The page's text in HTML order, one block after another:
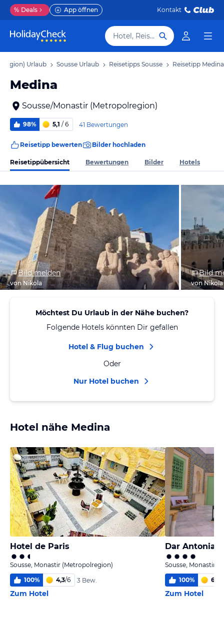
% Deals App öffnen Kontakt
Hotel, Reiseziel
Urlaub Sousse Urlaub Reisetipps Sousse Reisetipp Medina
Medina
Sousse/Monastir (Metropolregion)
98% 5,1 / 6 41 Bewertungen
Reisetipp bewerten Bilder hochladen
Reisetippübersicht Bewertungen Bilder Hotels
Bild melden
von Nikola
Bild
von Nikola
Möchtest Du Urlaub in der Nähe buchen?
Folgende Hotels könnten Dir gefallen
Hotel & Flug buchen
Oder
Nur Hotel buchen
Hotel nähe Medina
Hotel de Paris
Sousse, Monastir (Metropolregion)
100% 4,3/6 3 Bew.
Zum Hotel
Dar Antonia
Sousse, Monastir
100% 6
Zum Hotel